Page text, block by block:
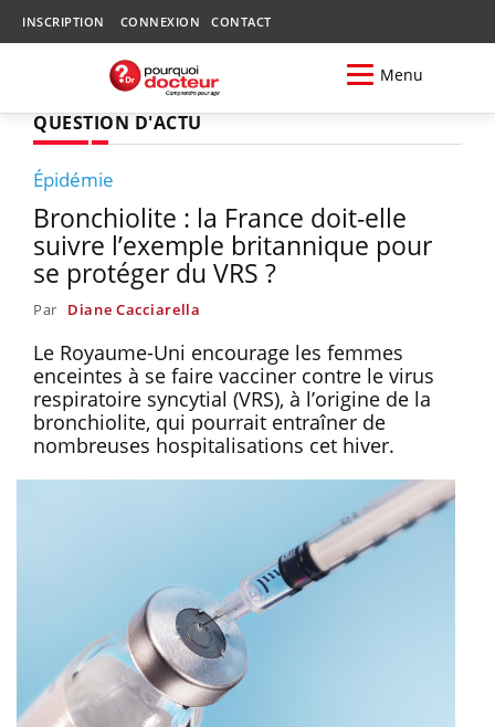
INSCRIPTION CONNEXION CONTACT
Menu
QUESTION D'ACTU
Épidémie
Bronchiolite : la France doit-elle
suivre l’exemple britannique pour
se protéger du VRS ?
Par Diane Cacciarella
Le Royaume-Uni encourage les femmes
enceintes à se faire vacciner contre le virus
respiratoire syncytial (VRS), à l’origine de la
bronchiolite, qui pourrait entraîner de
nombreuses hospitalisations cet hiver.